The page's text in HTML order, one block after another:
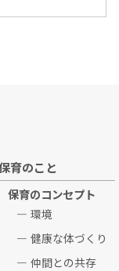
育のこと
保育のコンセプト
環境
健康な体づくり
仲間との共存